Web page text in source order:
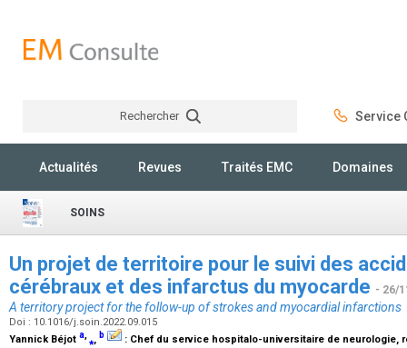
Rechercher Service
Actualités Revues Traités EMC Domaines
SOINS
Un projet de territoire pour le suivi des
cérébraux et des infarctus du myocarde - 26/
A territory project for the follow-up of strokes and myocardial infarctions
Doi : 10.1016/j.soin.2022.09.015
Yannick Béjot a,⁎, b : Chef du service hospitalo-universitaire de